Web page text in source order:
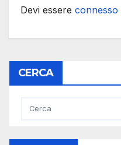
Devi essere connesso
CERCA